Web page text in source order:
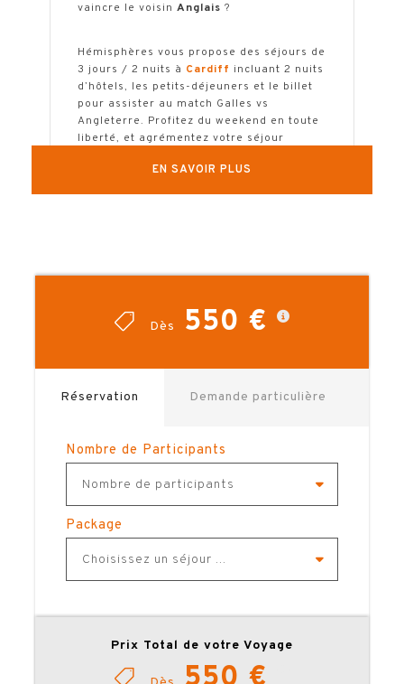
Dès 550 €
Réservation Demande particulière
Nombre de Participants
Nombre de participants
Package
Choisissez un séjour ...
Prix Total de votre Voyage
vaincre le voisin Anglais ?
Hémisphères vous propose des séjours de
3 jours / 2 nuits à Cardiff incluant 2 nuits
d’hôtels, les petits-déjeuners et le billet
pour assister au match Galles vs
Angleterre. Profitez du weekend en toute
liberté, et agrémentez votre séjour
EN SAVOIR PLUS